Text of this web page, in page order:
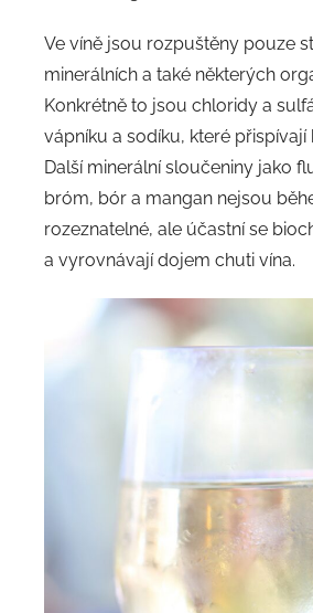
Ve víně jsou rozpuštěny pouze
minerálních a také některých
Konkrétně to jsou chloridy a
vápníku a sodíku, které přispívají
Další minerální sloučeniny jako
bróm, bór a mangan nejsou
rozeznatelné, ale účastní se
a vyrovnávají dojem chuti vína.